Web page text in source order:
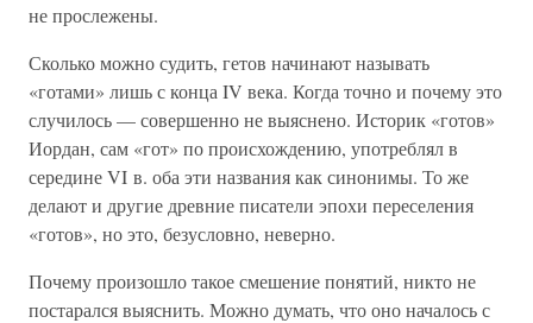
не прослежены.
Сколько можно судить, гетов начинают называть
«готами» лишь с конца IV века. Когда точно и почему это
случилось — совершенно не выяснено. Историк «готов»
Иордан, сам «гот» по происхождению, употреблял в
середине VI в. оба эти названия как синонимы. То же
делают и другие древние писатели эпохи переселения
«готов», но это, безусловно, неверно.
Почему произошло такое смешение понятий, никто не
постарался выяснить. Можно думать, что оно началось с